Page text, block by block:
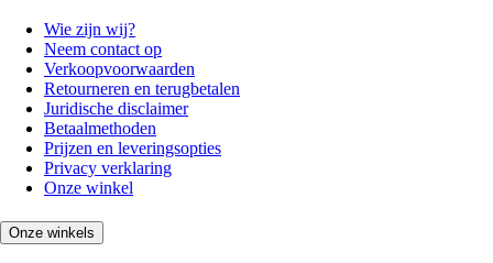
Wie zijn wij?
Neem contact op
Verkoopvoorwaarden
Retourneren en terugbetalen
Juridische disclaimer
Betaalmethoden
Prijzen en leveringsopties
Privacy verklaring
Onze winkel
Onze winkels